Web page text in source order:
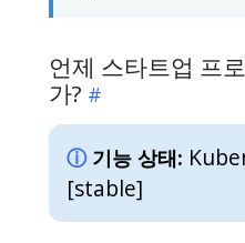
언제 스타트업 프
가?
기능 상태:
[stable]